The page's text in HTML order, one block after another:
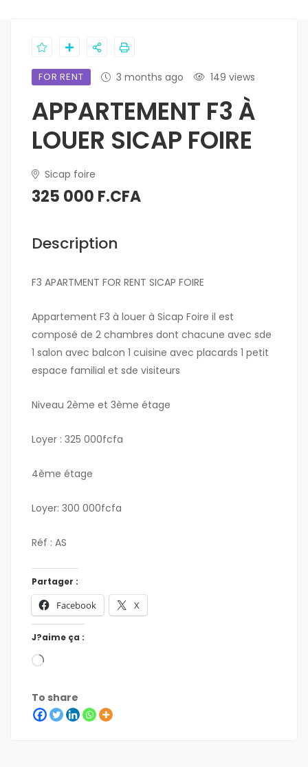
FOR RENT 3 months ago 149 views
APPARTEMENT F3 À
LOUER SICAP FOIRE
Sicap foire
325 000 F.CFA
Description
F3 APARTMENT FOR RENT SICAP FOIRE
Appartement F3 à louer à Sicap Foire il est
composé de 2 chambres dont chacune avec sde
1 salon avec balcon 1 cuisine avec placards 1 petit
espace familial et sde visiteurs
Niveau 2ème et 3ème étage
Loyer : 325 000fcfa
4ème étage
Loyer: 300 000fcfa
Réf : AS
Partager :
Facebook X
J?aime ça :
To share